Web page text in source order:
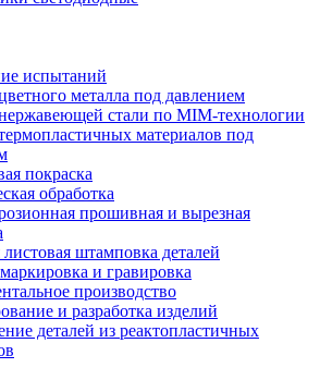
испытаний
металла под давлением
стали по MIM-технологии
материалов под
покраска
обработка
прошивная и вырезная
штамповка деталей
и гравировка
производство
и разработка изделий
деталей из реактопластичных